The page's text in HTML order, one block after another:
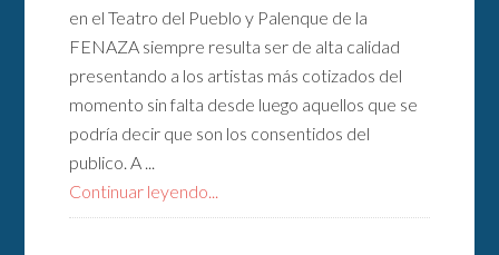
en el Teatro del Pueblo y Palenque de la
FENAZA siempre resulta ser de alta calidad
presentando a los artistas más cotizados del
momento sin falta desde luego aquellos que se
podría decir que son los consentidos del
publico. A ...
Continuar leyendo...